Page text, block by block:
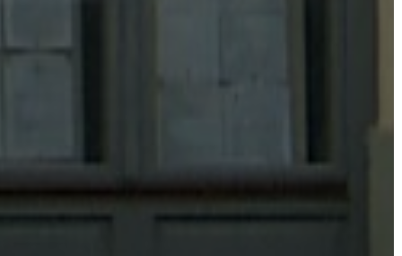
TESTÜLETI
GEOTERM-
GYÖNGYÖS